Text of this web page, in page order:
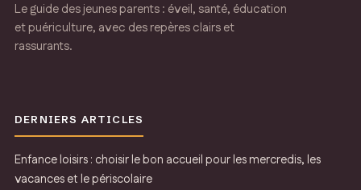
Le guide des jeunes parents : éveil, santé, éducation
et puériculture, avec des repères clairs et
rassurants.
DERNIERS ARTICLES
Enfance loisirs : choisir le bon accueil pour les mercredis, les
vacances et le périscolaire